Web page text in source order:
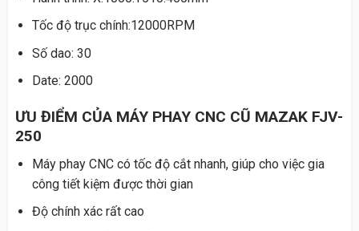
Tốc độ trục chính:12000RPM
Số dao: 30
Date: 2000
ƯU ĐIỂM CỦA MÁY PHAY CNC CŨ MAZAK FJV-
250
Máy phay CNC có tốc độ cắt nhanh, giúp cho việc gia
công tiết kiệm được thời gian
Độ chính xác rất cao